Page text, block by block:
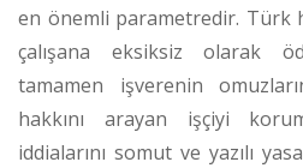
en önemli parametredir. Türk
çalışana eksiksiz olarak
tamamen işverenin
hakkını arayan işçiyi
iddialarını somut ve yazılı